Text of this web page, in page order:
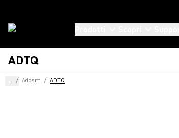
ADTQ
... / Adpsm / ADTQ